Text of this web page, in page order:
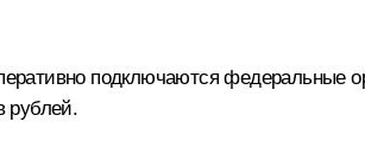
подключаются федеральные
рублей.